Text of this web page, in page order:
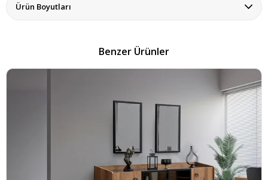
Ürün Boyutları
Benzer Ürünler